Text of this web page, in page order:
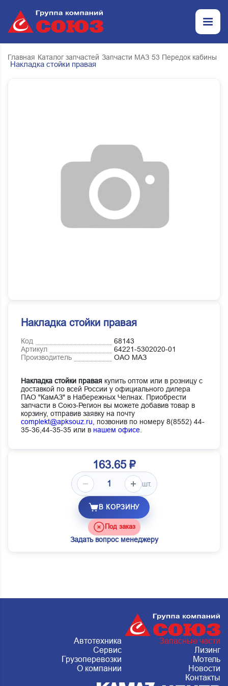
Главная Каталог запчастей Запчасти МАЗ 53 Передок кабины
Накладка стойки правая
Накладка стойки правая
Код
68143
Артикул
64221-5302020-01
Производитель
ОАО МАЗ
Накладка стойки правая купить оптом или в розницу с
доставкой по всей России у официального дилера
ПАО "КамАЗ" в Набережных Челнах. Приобрести
запчасти в Союз-Регион вы можете добавив товар в
корзину, отправив заявку на почту
complekt@apksouz.ru,
позвонив по номеру 8(8552) 44-
35-36,44-35-35 или в нашем офисе
163.65 ₽
шт.
В КОРЗИНУ
Под заказ
Задать вопрос менеджеру
Автотехника
Запасные части
Сервис
Лизинг
Грузоперевозки
Мотель
О компании
Новости
Контакты